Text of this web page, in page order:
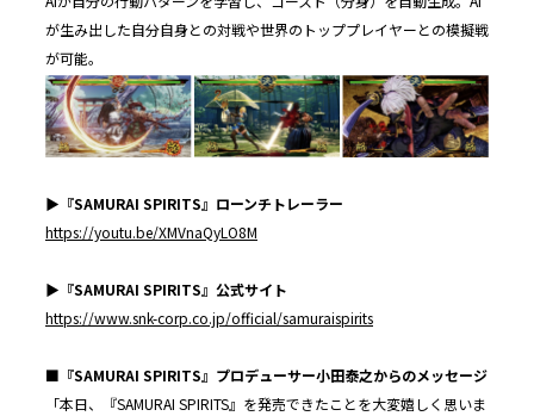
が生み出した自分自身との対戦や世界のトッププレイヤーとの模擬戦
が可能。
▶︎『SAMURAI SPIRITS』ローンチトレーラー
https://youtu.be/XMVnaQyLO8M
▶︎『SAMURAI SPIRITS』公式サイト
https://www.snk-corp.co.jp/official/samuraispirits
■『SAMURAI SPIRITS』プロデューサー小田泰之からのメッセージ
「本日、『SAMURAI SPIRITS』を発売できたことを大変嬉しく思いま